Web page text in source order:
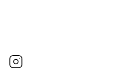
Facebook